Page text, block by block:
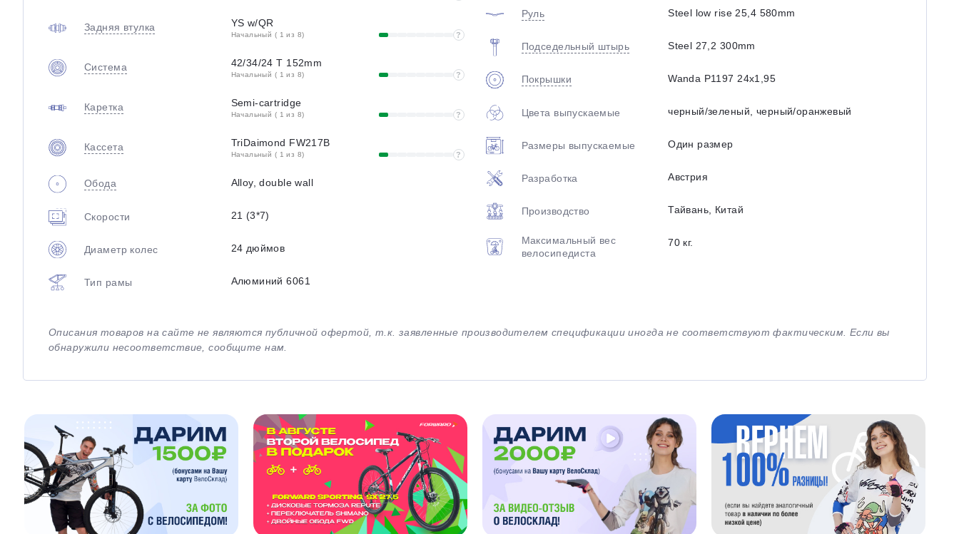
Задняя втулка YS w/QR
Начальный ( 1 из 8) ?
Система 42/34/24 T 152mm
Начальный ( 1 из 8) ?
Каретка Semi-cartridge
Начальный ( 1 из 8) ?
Кассета TriDaimond FW217B
Начальный ( 1 из 8) ?
Обода Alloy, double wall
Скорости 21 (3*7)
Диаметр колес 24 дюймов
Тип рамы Алюминий 6061
Руль Steel low rise 25,4 580mm
Подседельный штырь Steel 27,2 300mm
Покрышки Wanda P1197 24x1,95
Цвета выпускаемые черный/зеленый, черный/оранжевый
Размеры выпускаемые Один размер
Разработка Австрия
Производство Тайвань, Китай
Максимальный вес
велосипедиста
70 кг.
Описания товаров на сайте не являются публичной офертой, т.к. заявленные производителем спецификации иногда не соответствуют фактическим. Если вы
обнаружили несоответствие, сообщите нам.